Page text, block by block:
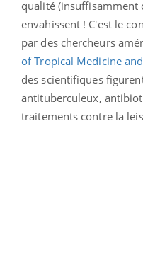
qualité (insuffisamment
envahissent ! C'est le
par des chercheurs
of Tropical Medicine
des scientifiques
antituberculeux,
traitements contre la